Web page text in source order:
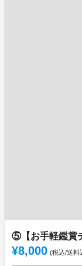
⑤【お手軽鑑賞
¥8,000 (税込/送料